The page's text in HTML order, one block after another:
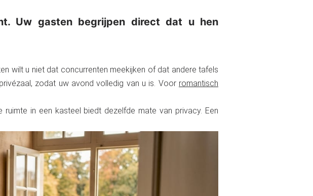
Uw gasten begrijpen direct dat u hen
wilt u niet dat concurrenten meekijken of dat andere tafels
zodat uw avond volledig van u is. Voor romantisch
in een kasteel biedt dezelfde mate van privacy. Een